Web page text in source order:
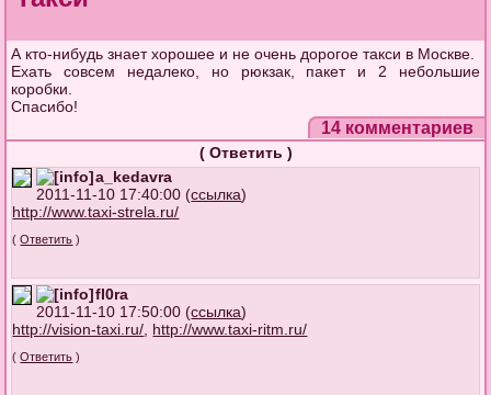
А кто-нибудь знает хорошее и не очень дорогое такси в Москве.
Ехать совсем недалеко, но рюкзак, пакет и 2 небольшие
коробки.
Спасибо!
14 комментариев
( Ответить )
a_kedavra
2011-11-10 17:40:00 (ссылка)
http://www.taxi-strela.ru/
(Ответить )
fl0ra
2011-11-10 17:50:00 (ссылка)
http://vision-taxi.ru/ http://www.taxi-ritm.ru/
(Ответить )